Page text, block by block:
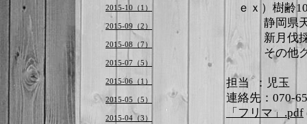
ｅｘ）樹齢
静岡県天
新月伐採の
その他グラ
担当 ：児玉
連絡先：070-
「フリマ」.pdf
2015-10（1）
2015-09（2）
2015-08（7）
2015-07（5）
2015-06（1）
2015-05（5）
2015-04（3）